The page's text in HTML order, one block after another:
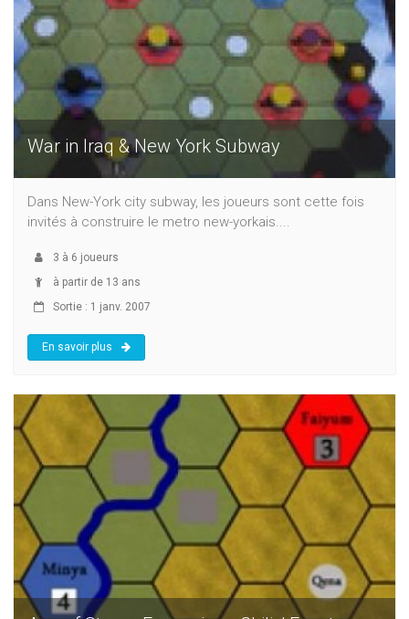
War in Iraq & New York Subway
Dans New-York city subway, les joueurs sont cette fois
invités à construire le metro new-yorkais....
3 à 6 joueurs
à partir de 13 ans
Sortie : 1 janv. 2007
En savoir plus